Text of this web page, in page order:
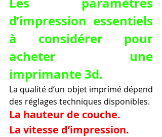
d’impression essentiels
à considérer pour
acheter une
imprimante 3d.
La qualité d’un objet imprimé dépend
des réglages techniques disponibles.
La hauteur de couche.
La vitesse d’impression.